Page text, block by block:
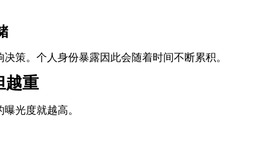
策。个人身份暴露因此会随着时间不断累积。
越重
光度就越高。